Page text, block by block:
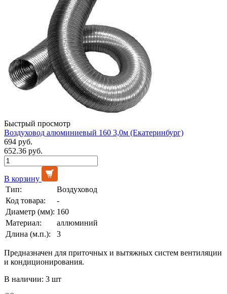
Быстрый просмотр
Воздуховод алюминиевый 160 3,0м (Екатеринбург)
694 руб.
652.36 руб.
В корзину
Тип:
Воздуховод
Код товара:
-
Диаметр (мм): 160
Материал:
аллюминий
Длина (м.п.):
3
Предназначен для приточных и вытяжных систем вентиляции
и кондиционирования.
В наличии: 3 шт